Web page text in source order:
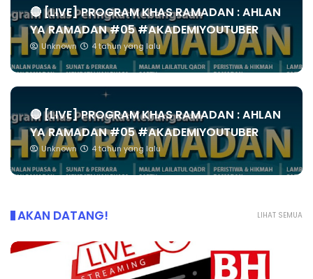
🔴 [LIVE] PROGRAM KHAS RAMADAN : AHLAN
YA RAMADAN #05 #AKADEMIYOUTUBER
Unknown 4 tahun yang lalu
🔴 [LIVE] PROGRAM KHAS RAMADAN : AHLAN
YA RAMADAN #05 #AKADEMIYOUTUBER
Unknown 4 tahun yang lalu
LIHAT SEMUA
AKAN DATANG!